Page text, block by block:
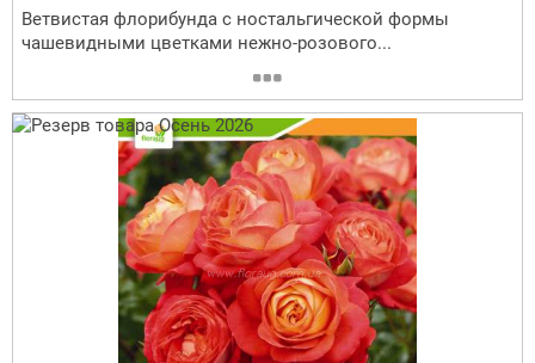
Ветвистая флорибунда с ностальгической формы
чашевидными цветками нежно-розового...